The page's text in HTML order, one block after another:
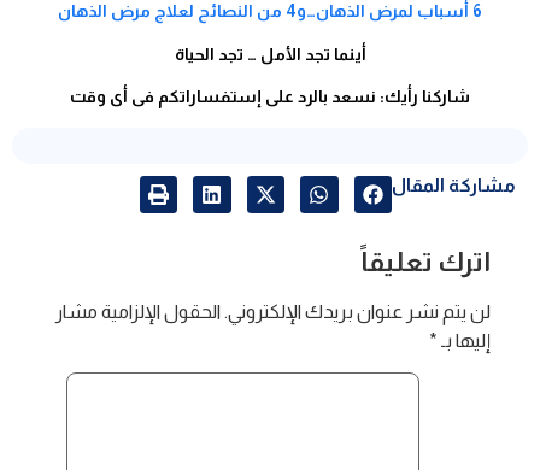
6 أسباب لمرض الذهان…و4 من النصائح لعلاج مرض الذهان
أينما تجد الأمل … تجد الحياة
شاركنا رأيك: نسعد بالرد على إستفساراتكم فى أى وقت
مشاركة المقال
اترك تعليقاً
لن يتم نشر عنوان بريدك الإلكتروني. الحقول الإلزامية مشار
إليها بـ *